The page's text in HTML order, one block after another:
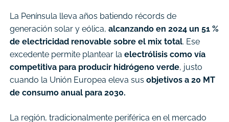
La Península lleva años batiendo récords de
generación solar y eólica, alcanzando en 2024 un 51 %
de electricidad renovable sobre el mix total. Ese
excedente permite plantear la electrólisis como vía
competitiva para producir hidrógeno verde, justo
cuando la Unión Europea eleva sus objetivos a 20 MT
de consumo anual para 2030.
La región, tradicionalmente periférica en el mercado